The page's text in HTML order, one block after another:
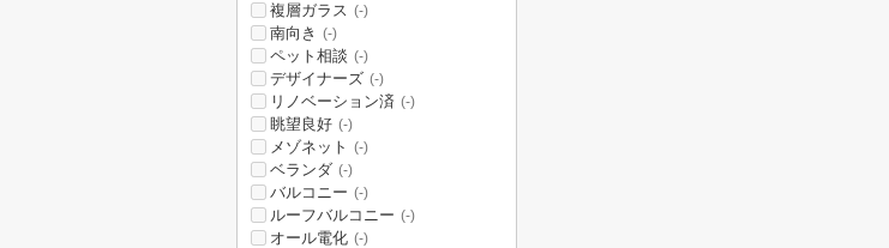
複層ガラス (-)
南向き (-)
ペット相談 (-)
デザイナーズ (-)
リノベーション済 (-)
眺望良好 (-)
メゾネット (-)
ベランダ (-)
バルコニー (-)
ルーフバルコニー (-)
オール電化 (-)